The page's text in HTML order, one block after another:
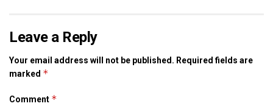
Leave a Reply
Your email address will not be published. Required fields are
marked *
Comment *